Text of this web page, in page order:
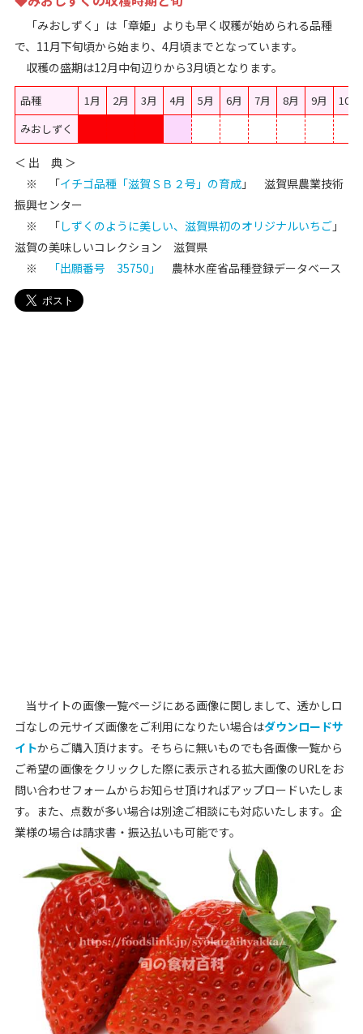
「みおしずく」は「章姫」よりも早く収穫が始められる品種
で、11月下旬頃から始まり、4月頃までとなっています。
収穫の盛期は12月中旬辺りから3月頃となります。
品種 1月 2月 3月 4月 5月 6月 7月 8月 9月
10月
みおしずく
＜ 出 典 ＞
※ 「イチゴ品種「滋賀ＳＢ２号」の育成」 滋賀県農業技術
振興センター
※ 「しずくのように美しい、滋賀県初のオリジナルいちご」
滋賀の美味しいコレクション 滋賀県
※
「出願番号 35750」 農林水産省品種登録データベース
当サイトの画像一覧ページにある画像に関しまして、透かしロ
ゴなしの元サイズ画像をご利用になりたい場合はダウンロードサ
イトからご購入頂けます。そちらに無いものでも各画像一覧から
ご希望の画像をクリックした際に表示される拡大画像のURLをお
問い合わせフォームからお知らせ頂ければアップロードいたしま
す。また、点数が多い場合は別途ご相談にも対応いたします。企
業様の場合は請求書・振込払いも可能です。